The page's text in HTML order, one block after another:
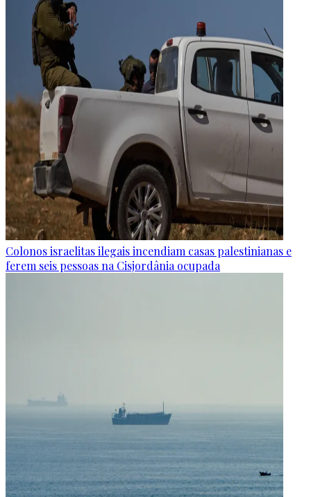
Colonos israelitas ilegais incendiam casas palestinianas e
ferem seis pessoas na Cisjordânia ocupada